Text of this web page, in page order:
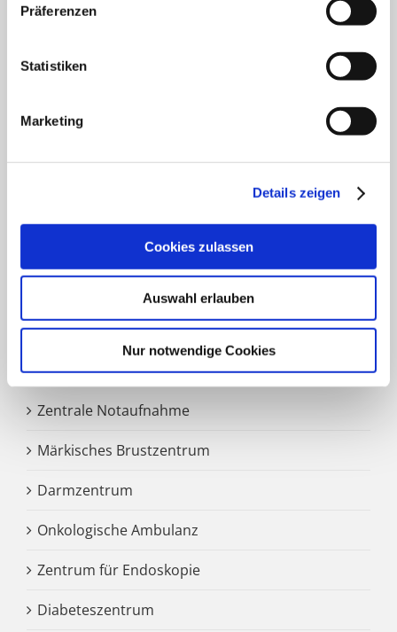
Präferenzen
Statistiken
Marketing
Details zeigen
Cookies zulassen
Auswahl erlauben
Nur notwendige Cookies
Klinik für Innere Medizin Schützenstraße
Gefäß- und Handchirurgie
HNO Belegabteilung
Pflegedienst
SCHWERPUNKTE
Zentrale Notaufnahme
Märkisches Brustzentrum
Darmzentrum
Onkologische Ambulanz
Zentrum für Endoskopie
Diabeteszentrum